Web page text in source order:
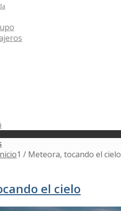
1 / Meteora, tocando el cielo
el cielo